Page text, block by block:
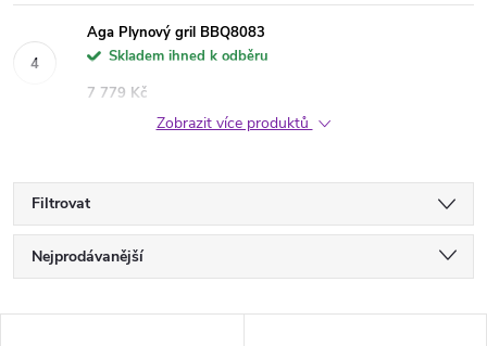
Aga Plynový gril BBQ8083
Skladem ihned k odběru
7 779 Kč
Zobrazit více produktů
Filtrovat
Ř
a
Nejprodávanější